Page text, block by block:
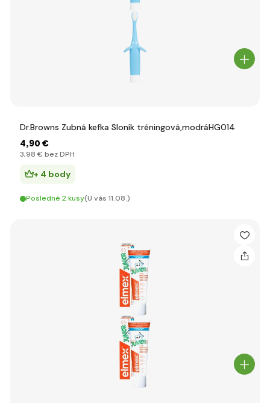
Dr.Browns Zubná kefka Sloník tréningová,modráHG014
4,90 €
3,98 € bez DPH
+ 4 body
Posledné 2 kusy(U vás 11.08.)